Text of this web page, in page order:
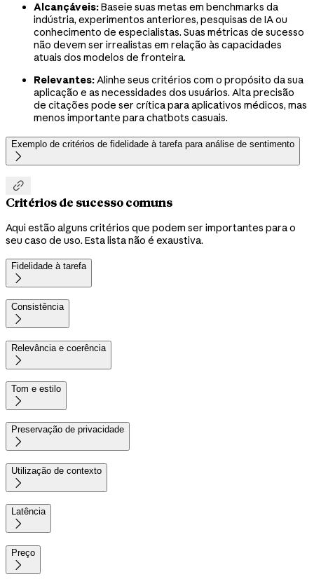
Alcançáveis:Baseie suas metas em benchmarks da
indústria, experimentos anteriores, pesquisas de IA ou
conhecimento de especialistas. Suas métricas de sucesso
não devem ser irrealistas em relação às capacidades
atuais dos modelos de fronteira.
Relevantes:Alinhe seus critérios com o propósito da sua
aplicação e as necessidades dos usuários. Alta precisão
de citações pode ser crítica para aplicativos médicos, mas
menos importante para chatbots casuais.
Exemplo de critérios de fidelidade à tarefa para análise de sentimento


Critérios de sucesso comuns
Aqui estão alguns critérios que podem ser importantes para o
seu caso de uso. Esta lista não é exaustiva.
Fidelidade à tarefa

Consistência

Relevância e coerência

Tom e estilo

Preservação de privacidade

Utilização de contexto

Latência

Preço
